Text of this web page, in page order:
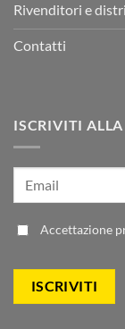
Rivenditori e
Contatti
ISCRIVITI
Accettazione